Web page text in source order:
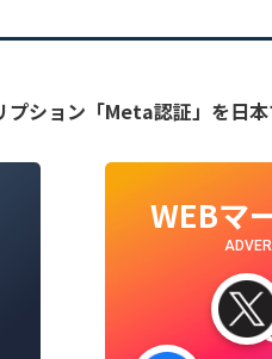
ション「Meta認証」を日本
WEBマ